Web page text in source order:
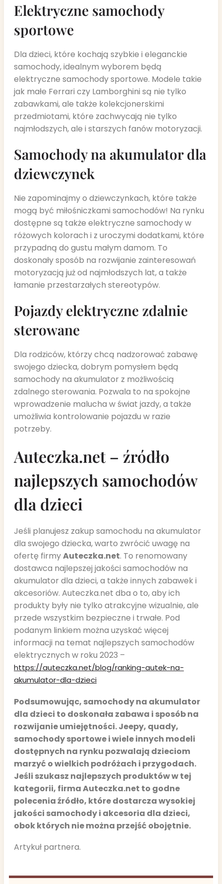
Elektryczne samochody
sportowe
Dla dzieci, które kochają szybkie i eleganckie
samochody, idealnym wyborem będą
elektryczne samochody sportowe. Modele takie
jak małe Ferrari czy Lamborghini są nie tylko
zabawkami, ale także kolekcjonerskimi
przedmiotami, które zachwycają nie tylko
najmłodszych, ale i starszych fanów motoryzacji.
Samochody na akumulator dla
dziewczynek
Nie zapominajmy o dziewczynkach, które także
mogą być miłośniczkami samochodów! Na rynku
dostępne są także elektryczne samochody w
różowych kolorach i z uroczymi dodatkami, które
przypadną do gustu małym damom. To
doskonały sposób na rozwijanie zainteresowań
motoryzacją już od najmłodszych lat, a także
łamanie przestarzałych stereotypów.
Pojazdy elektryczne zdalnie
sterowane
Dla rodziców, którzy chcą nadzorować zabawę
swojego dziecka, dobrym pomysłem będą
samochody na akumulator z możliwością
zdalnego sterowania. Pozwala to na spokojne
wprowadzenie malucha w świat jazdy, a także
umożliwia kontrolowanie pojazdu w razie
potrzeby.
Auteczka.net – źródło
najlepszych samochodów
dla dzieci
Jeśli planujesz zakup samochodu na akumulator
dla swojego dziecka, warto zwrócić uwagę na
ofertę firmyAuteczka.net. To renomowany
dostawca najlepszej jakości samochodów na
akumulator dla dzieci, a także innych zabawek i
akcesoriów. Auteczka.net dba o to, aby ich
produkty były nie tylko atrakcyjne wizualnie, ale
przede wszystkim bezpieczne i trwałe. Pod
podanym linkiem można uzyskać więcej
informacji na temat najlepszych samochodów
elektrycznych w roku 2023 –
https://auteczka.net/blog/ranking-autek-na-
akumulator-dla-dzieci
Podsumowując, samochody na akumulator
dla dzieci to doskonała zabawa i sposób na
rozwijanie umiejętności. Jeepy, quady,
samochody sportowe i wiele innych modeli
dostępnych na rynku pozwalają dzieciom
marzyć o wielkich podróżach i przygodach.
Jeśli szukasz najlepszych produktów w tej
kategorii, firma Auteczka.net to godne
polecenia źródło, które dostarcza wysokiej
jakości samochody i akcesoria dla dzieci,
obok których nie można przejść obojętnie.
Artykuł partnera.